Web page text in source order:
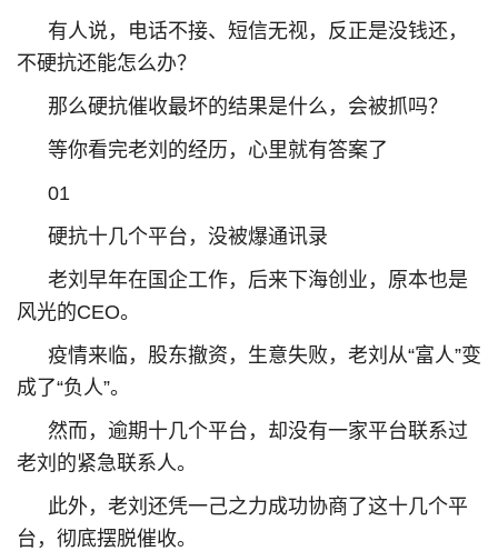
有人说，电话不接、短信无视，反正是没钱还，
不硬抗还能怎么办？
那么硬抗催收最坏的结果是什么，会被抓吗？
等你看完老刘的经历，心里就有答案了
01
硬抗十几个平台，没被爆通讯录
老刘早年在国企工作，后来下海创业，原本也是
风光的CEO。
疫情来临，股东撤资，生意失败，老刘从“富人”变
成了“负人”。
然而，逾期十几个平台，却没有一家平台联系过
老刘的紧急联系人。
此外，老刘还凭一己之力成功协商了这十几个平
台，彻底摆脱催收。